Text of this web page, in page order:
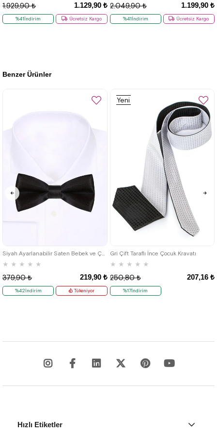
Benzer Ürünler
Siyah Ayarlanabilir Saten Bebek ve Çocuk Papyonu
★ ★ ★ ★ ★
219,90 ₺
379,90 ₺
%42İndirim Tükeniyor
Gri Çift Taraflı İnce Çocuk Kravatı
★ ★ ★ ★ ★
207,16 ₺
250,80 ₺
%17İndirim
Yeni
1.129,90 ₺
1.929,90 ₺
%41İndirim Ücretsiz Kargo
1.199,90 ₺
2.049,90 ₺
%41İndirim Ücretsiz Kargo
Hızlı Etiketler